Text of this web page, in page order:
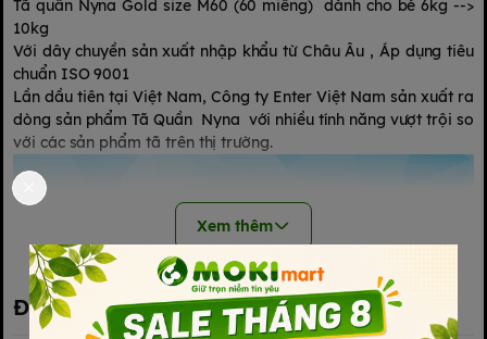
Tã quần Nyna Gold size M60 (60 miếng) dành cho bé 6kg -->
10kg
Với dây chuyền sản xuất nhập khẩu từ Châu Âu , Áp dụng tiêu
chuẩn ISO 9001
Lần dầu tiên tại Việt Nam, Công ty Enter Việt Nam sản xuất ra
dòng sản phẩm Tã Quần Nyna với nhiều tính năng vượt trội so
với các sản phẩm tã trên thị trường.
Xem thêm
Đánh giá sản phẩm